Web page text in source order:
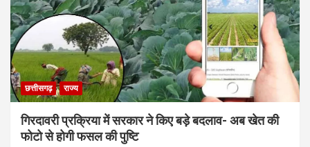
छत्तीसगढ़ राज्य
गिरदावरी प्रक्रिया में सरकार ने किए बड़े बदलाव- अब खेत की
फोटो से होगी फसल की पुष्टि